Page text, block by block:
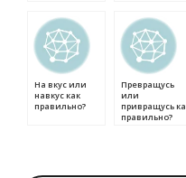
На вкус или
навкус как
правильно?
Превращусь
или
привращусь
правильно?